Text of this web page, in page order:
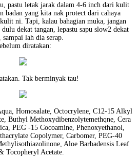
pastu letak jarak dalam 4-6 inch dari kulit
badan yang kita nak protect dari cahaya
ni. Tapi, kalau bahagian muka, jangan
dekat tangan, lepastu sapu slow2 dekat
sampai lah dia serap.
diratakan:
Tak berminyak tau!
Homosalate, Octocrylene, C12-15 Alkyl
Buthyl Methoxydibenzolytemethqne, Cera
PEG -15 Cocoamine, Phenoxyethanol,
Copolymer, Carbomer, PEG-40
Aloe Barbadensis Leaf
Tocopheryl Acetate.